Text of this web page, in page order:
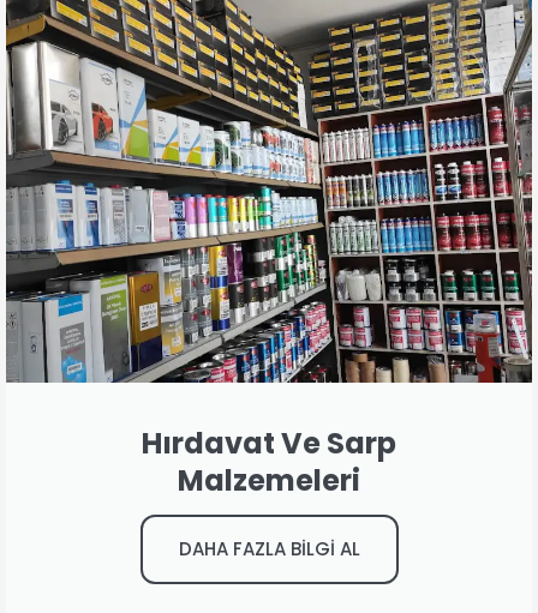
Hırdavat Ve Sarp
Malzemeleri
DAHA FAZLA BİLGİ AL